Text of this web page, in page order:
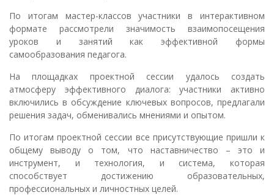
По итогам мастер-классов участники в интерактивном
формате рассмотрели значимость взаимопосещения
уроков и занятий как эффективной формы
самообразования педагога.
На площадках проектной сессии удалось создать
атмосферу эффективного диалога: участники активно
включились в обсуждение ключевых вопросов, предлагали
решения задач, обменивались мнениями и опытом.
По итогам проектной сессии все присутствующие пришли к
общему выводу о том, что наставничество – это и
инструмент, и технология, и система, которая
способствует достижению образовательных,
профессиональных и личностных целей.